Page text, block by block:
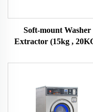
Soft-mount Washer
Extractor (15kg ,